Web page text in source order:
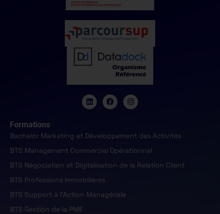
Formations
Bachelor Marketing et Développement des Activités
BTS Management Commercial Opérationnel
BTS Négociation et Digitalisation de la Relation Client
BTS Professions Immobilières
BTS Support à l'Action Managériale
BTS Gestion de la PME